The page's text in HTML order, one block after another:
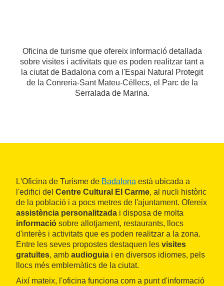
Oficina de turisme que ofereix informació detallada
sobre visites i activitats que es poden realitzar tant a
la ciutat de Badalona com a l'Espai Natural Protegit
de la Conreria-Sant Mateu-Céllecs, el Parc de la
Serralada de Marina.
L'Oficina de Turisme de Badalona està ubicada a
l'edifici del Centre Cultural El Carme, al nucli històric
de la població i a pocs metres de l'ajuntament. Ofereix
assistència personalitzada i disposa de molta
informació sobre allotjament, restaurants, llocs
d'interès i activitats que es poden realitzar a la zona.
Entre les seves propostes destaquen les visites
gratuïtes, amb audioguia i en diversos idiomes, pels
llocs més emblemàtics de la ciutat.
Així mateix, l'oficina funciona com a punt d'informació